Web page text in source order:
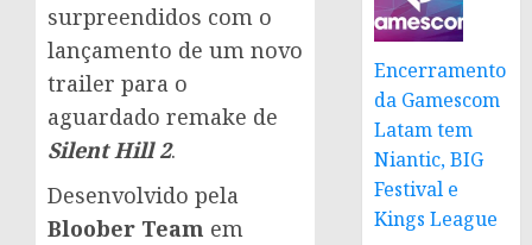
surpreendidos com o
lançamento de um novo
trailer para o
aguardado remake de
Silent Hill 2.
Desenvolvido pela
Bloober Team em
Encerramento
da Gamescom
Latam tem
Niantic, BIG
Festival e
Kings League